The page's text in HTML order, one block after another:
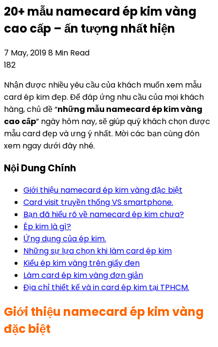
20+ mẫu namecard ép kim vàng
cao cấp – ấn tượng nhất hiện
7 May, 20198 Min Read
182
Nhận được nhiều yêu cầu của khách muốn xem mẫu
card ép kim đẹp. Để đáp ứng nhu cầu của mọi khách
hàng, chủ đề “những mẫu namecard ép kim vàng
cao cấp” ngày hôm nay, sẽ giúp quý khách chọn được
mẫu card đẹp và ưng ý nhất. Mời các bạn cùng đón
xem ngay dưới đây nhé.
Nội Dung Chính
Giới thiệu namecard ép kim vàng đặc biệt
Card visit truyền thống VS smartphone.
Bạn đã hiểu rõ về namecard ép kim chưa?
Ép kim là gì?
Ứng dụng của ép kim.
Những sự lựa chọn khi làm card ép kim
Kiểu ép kim vàng trên giấy đen
Làm card ép kim vàng đơn giản
Địa chỉ thiết kế và in card ép kim tại TPHCM.
Giới thiệu namecard ép kim vàng
đặc biệt